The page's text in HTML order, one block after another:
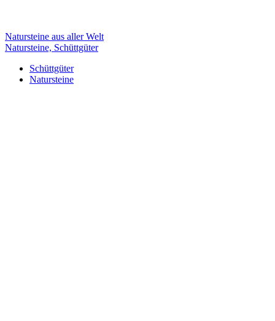
Natursteine aus aller Welt
Natursteine, Schüttgüter
Schüttgüter
Natursteine